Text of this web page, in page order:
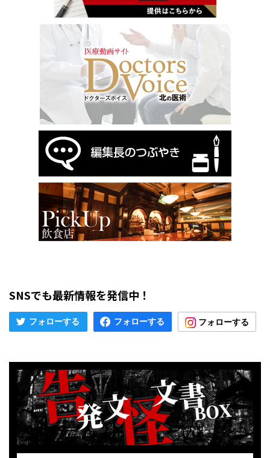
SNSでも最新情報を発信中！